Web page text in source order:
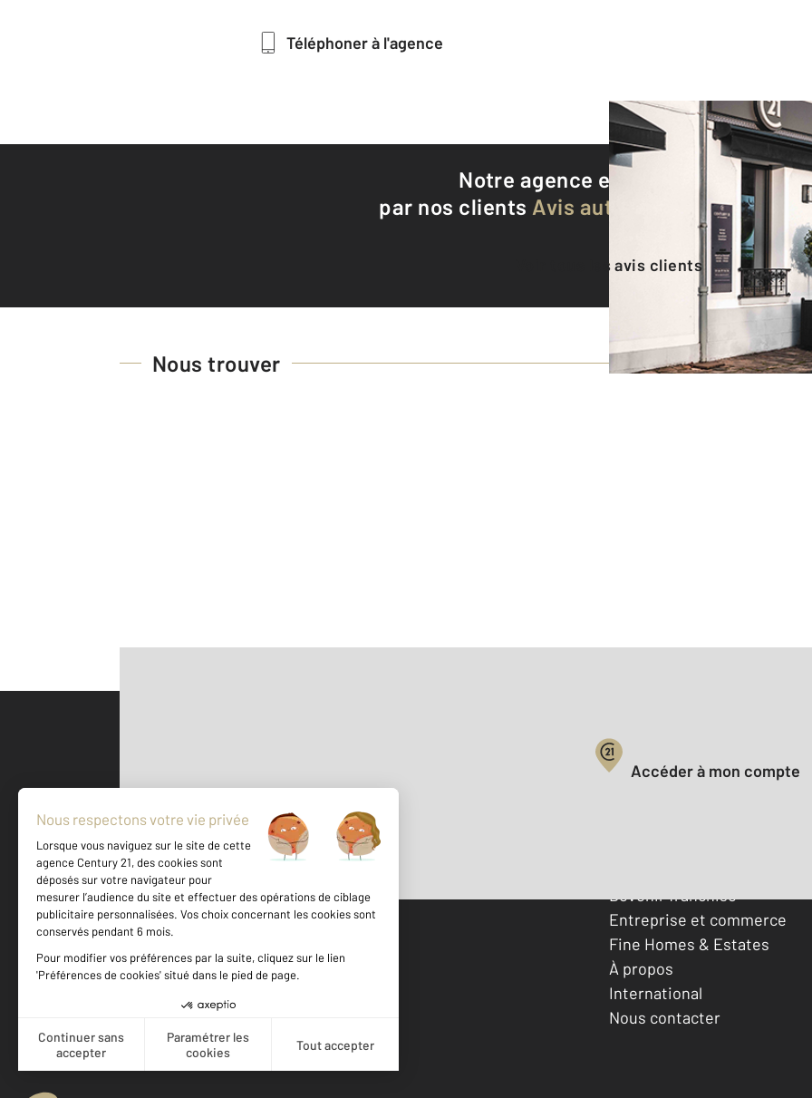
Téléphoner à l'agence
Notre agence est notée
8,9/10
par nos clients Avis authentifiés par
Voir tous les avis clients
Nous trouver
500 m Mappy
Accéder à mon compte
Votre agence est notée
Achat
Devenir franchisé
Entreprise et commerce
Fine Homes & Estates
À propos
International
Nous contacter